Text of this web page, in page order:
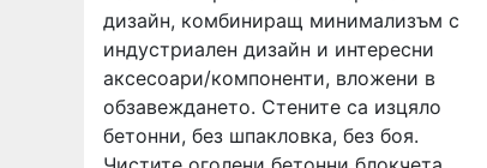
дизайн, комбиниращ минимализъм с
индустриален дизайн и интересни
аксесоари/компоненти, вложени в
обзавеждането. Стените са изцяло
бетонни, без шпакловка, без боя.